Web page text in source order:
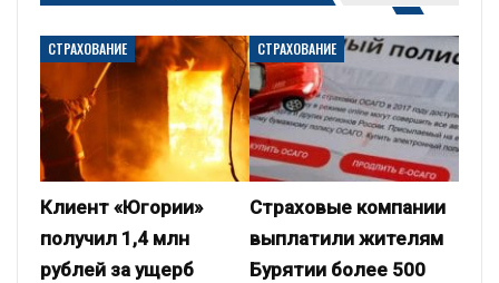
СТРАХОВАНИЕ
Клиент «Югории»
получил 1,4 млн
рублей за ущерб
СТРАХОВАНИЕ
Страховые компании
выплатили жителям
Бурятии более 500